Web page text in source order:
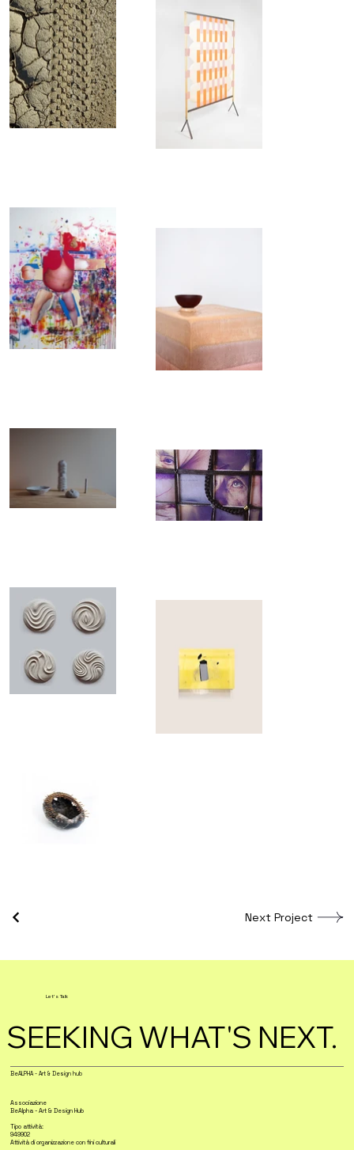
Next Project
SEEKING WHAT'S NEXT.
Let's Talk
BeALPHA - Art & Design hub
Associazione
BeAlpha - Art & Design Hub
Tipo attività:
949902
Attività di organizzazione con fini culturali